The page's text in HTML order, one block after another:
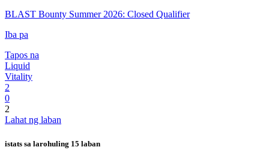
BLAST Bounty Summer 2026: Closed Qualifier
Iba pa
Tapos na
Liquid
Vitality
2
0
2
Lahat ng laban
istats sa larohuling 15 laban